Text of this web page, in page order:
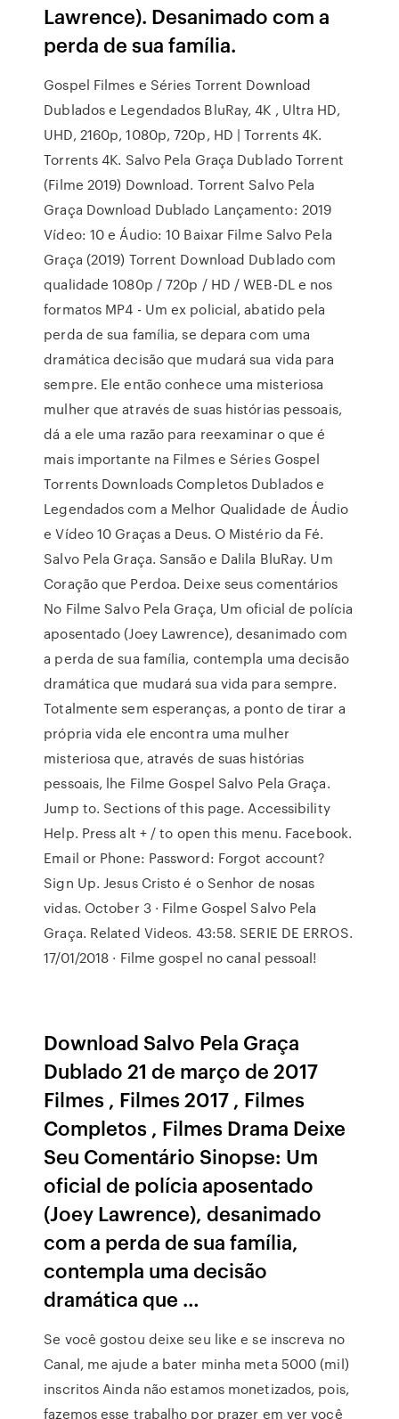
Lawrence). Desanimado com a
perda de sua família.
Gospel Filmes e Séries Torrent Download
Dublados e Legendados BluRay, 4K , Ultra HD,
UHD, 2160p, 1080p, 720p, HD | Torrents 4K.
Torrents 4K. Salvo Pela Graça Dublado Torrent
(Filme 2019) Download. Torrent Salvo Pela
Graça Download Dublado Lançamento: 2019
Vídeo: 10 e Áudio: 10 Baixar Filme Salvo Pela
Graça (2019) Torrent Download Dublado com
qualidade 1080p / 720p / HD / WEB-DL e nos
formatos MP4 - Um ex policial, abatido pela
perda de sua família, se depara com uma
dramática decisão que mudará sua vida para
sempre. Ele então conhece uma misteriosa
mulher que através de suas histórias pessoais,
dá a ele uma razão para reexaminar o que é
mais importante na Filmes e Séries Gospel
Torrents Downloads Completos Dublados e
Legendados com a Melhor Qualidade de Áudio
e Vídeo 10 Graças a Deus. O Mistério da Fé.
Salvo Pela Graça. Sansão e Dalila BluRay. Um
Coração que Perdoa. Deixe seus comentários
No Filme Salvo Pela Graça, Um oficial de polícia
aposentado (Joey Lawrence), desanimado com
a perda de sua família, contempla uma decisão
dramática que mudará sua vida para sempre.
Totalmente sem esperanças, a ponto de tirar a
própria vida ele encontra uma mulher
misteriosa que, através de suas histórias
pessoais, lhe Filme Gospel Salvo Pela Graça.
Jump to. Sections of this page. Accessibility
Help. Press alt + / to open this menu. Facebook.
Email or Phone: Password: Forgot account?
Sign Up. Jesus Cristo é o Senhor de nosas
vidas. October 3 · Filme Gospel Salvo Pela
Graça. Related Videos. 43:58. SERIE DE ERROS.
17/01/2018 · Filme gospel no canal pessoal!
Download Salvo Pela Graça
Dublado 21 de março de 2017
Filmes , Filmes 2017 , Filmes
Completos , Filmes Drama Deixe
Seu Comentário Sinopse: Um
oficial de polícia aposentado
(Joey Lawrence), desanimado
com a perda de sua família,
contempla uma decisão
dramática que …
Se você gostou deixe seu like e se inscreva no
Canal, me ajude a bater minha meta 5000 (mil)
inscritos Ainda não estamos monetizados, pois,
fazemos esse trabalho por prazer em ver você